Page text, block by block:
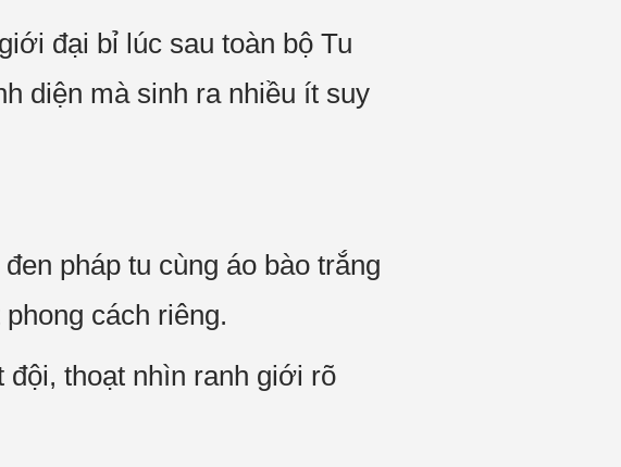
đại bỉ lúc sau toàn bộ Tu
diện mà sinh ra nhiều ít suy
pháp tu cùng áo bào trắng
cách riêng.
thoạt nhìn ranh giới rõ